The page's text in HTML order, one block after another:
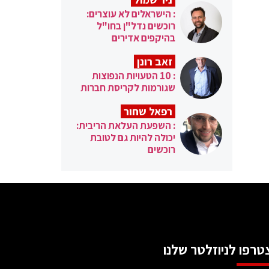
: הישראלים לא עוצרים:
רוכשים נדל"ן בחו"ל
בהיקפים אדירים
זאב רונן
: 10 הטעויות הנפוצות
שגורמות לקריסת חברות
רפאל שחור
: השפעת העלאת הריבית:
יכולה להיות גם לטובת
רוכשים
לניוזלטר שלנו